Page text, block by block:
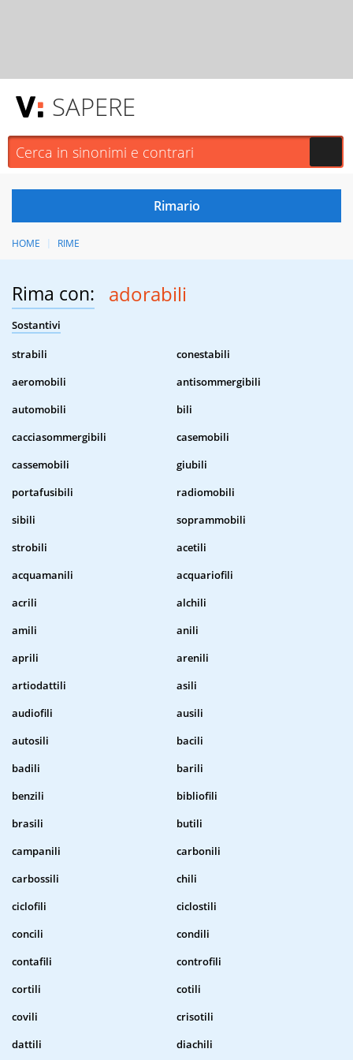
SAPERE
HOME RIME
Rima con: adorabili
Sostantivi
strabili
conestabili
aeromobili
antisommergibili
automobili
bili
cacciasommergibili
casemobili
cassemobili
giubili
portafusibili
radiomobili
sibili
soprammobili
strobili
acetili
acquamanili
acquariofili
acrili
alchili
amili
anili
aprili
arenili
artiodattili
asili
audiofili
ausili
autosili
bacili
badili
barili
benzili
bibliofili
brasili
butili
campanili
carbonili
carbossili
chili
ciclofili
ciclostili
concili
condili
contafili
controfili
cortili
cotili
covili
crisotili
dattili
diachili